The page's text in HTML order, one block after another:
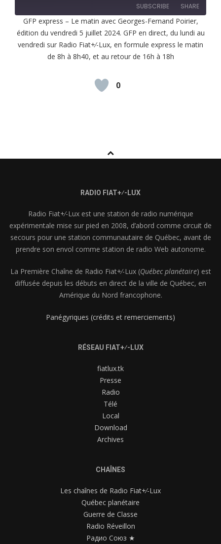
SUBSCRIBE SHARE
RSS FEED
SHARE
GFP express – Le matin avec Georges-Fernand Poirier,
édition du vendredi 5 juillet 2024. GFP en direct, du lundi au
vendredi sur Radio Fiat+⁄-Lux, en formule express le matin
de 8h à 8h40, et au retour de 16h à 18h
0
RADIO FIAT+⁄-LUX
Radio Fiat+⁄-Lux est une station de radio numérique
expérimentale mise sur pied en 2008, d’abord comme circuit de
secours pour une station communautaire de Québec, avant de
prendre son envol comme station de radio Web autonome.
La Première Chaîne de Radio Fiat+⁄-Lux (Québec planétaire) est
diffusée depuis les débuts en direct de la ville de Québec, en
Amérique du Nord francophone.
Panégyriques (crédits et remerciements)
RÉSEAU FIAT+⁄-LUX
fiatlux.tk
Presse
Radio
Télé
Local
Download
Archives
CHAÎNES
Les chaînes de Radio Fiat+⁄-Lux
Québec planétaire
Guerre de Classe
Radio Réveillon
Радио Союз ★